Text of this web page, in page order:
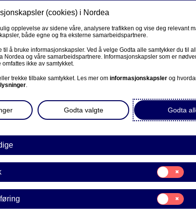
Privat
Netbank
Hedging
dokumenter
-kundeinformasjon
Våre produkter Fagforbund
sparekonto 60+
60+
Jeg er ikke
(cookies) i Nordea
opplevelse av sidene våre, analysere trafikken og vise deg relevant
både egne og fra eksterne samarbeidspartnere.
til å bruke informasjonskapsler. Ved å velge Godta alle samtykker du til
Nordea og våre samarbeidspartnere. Informasjonskapsler som er
ikke av samtykket.
trekke tilbake samtykket. Les mer om informasjonskapsler og
.
Godta
Godta valgte
Samtykke
til:
Statistikk
Samtykke
til:
Markedsføring